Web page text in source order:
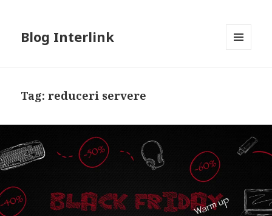
Blog Interlink
Tag:reduceri servere